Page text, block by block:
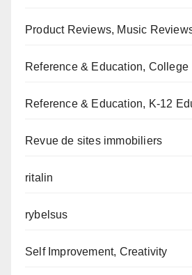
Product Reviews, Music
Reference & Education, College
Reference & Education, K-12
Revue de sites immobiliers
ritalin
rybelsus
Self Improvement, Creativity